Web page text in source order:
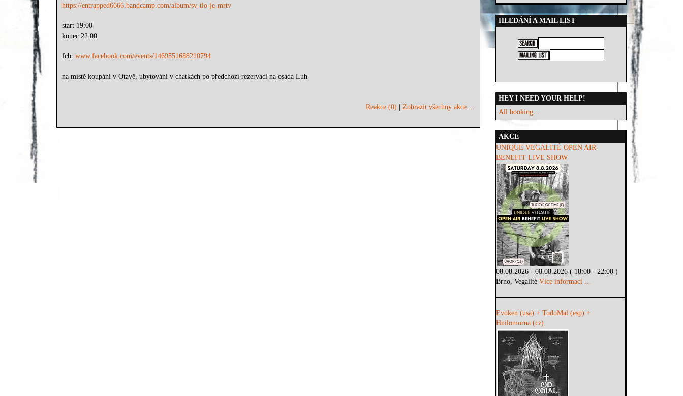
https://entrapped6666.bandcamp.com/album/sv-tlo-je-mrtv
start 19:00
konec 22:00
fcb: www.facebook.com/events/1469551688210794
na místě koupání v Otavě, ubytování v chatkách po předchozí rezervaci na osada Luh
Reakce (0) Zobrazit všechny akce ...
HLEDÁNÍ A MAIL LIST
HEY I NEED YOUR HELP!
All booking...
AKCE
UNIQUE VEGALITÉ OPEN AIR
BENEFIT LIVE SHOW
08.08.2026 - 08.08.2026 ( 18:00 - 22:00 )
Brno, VegalitéVíce informací ...
Evoken (usa) + TodoMal (esp) +
Hnilomorna (cz)